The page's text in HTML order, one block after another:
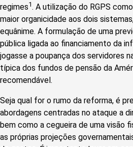
regimes1. A utilização do RGPS
maior organicidade aos dois
equânime. A formulação de uma
pública ligada ao financiamento da
jogasse a poupança dos servidores
típica dos fundos de pensão da
recomendável.
Seja qual for o rumo da reforma, é
abordagens centradas no ataque a
bem como a cegueira de uma visão
as próprias projeções